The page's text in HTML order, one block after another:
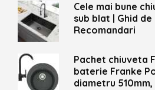
Cele mai bune
sub blat | Ghid
Recomandari
Pachet chiuveta
baterie Franke
diametru